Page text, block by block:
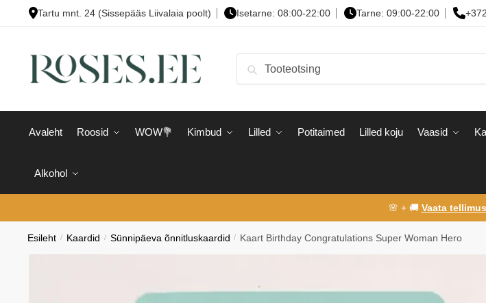
Tartu mnt. 24 (Sissepääs Liivalaia poolt) Isetarne: 08:00-22:00 Tarne: 09:00-22:00
Otsi
Avaleht Roosid WOW💐 Kimbud Lilled Potitaimed Lilled koju Vaasid
Alkohol
🌸 + 🚚 Vaata
Esileht / Kaardid / Sünnipäeva õnnitluskaardid / Kaart Birthday Congratulations Super Woman Hero